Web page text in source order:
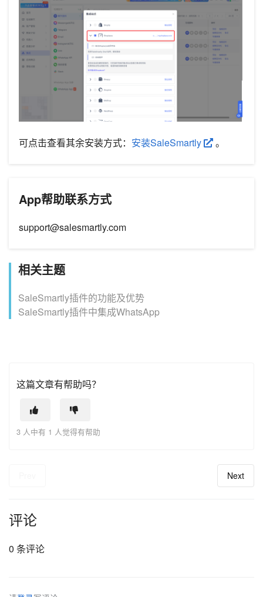
可点击查看其余安装方式： 安装SaleSmartly 。
App帮助联系方式
support@salesmartly.com
相关主题
SaleSmartly插件的功能及优势
SaleSmartly插件中集成WhatsApp
这篇文章有帮助吗？
3 人中有 1 人觉得有帮助
Next
评论
0 条评论